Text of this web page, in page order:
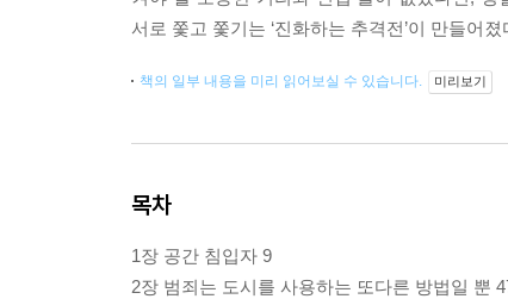
서로 쫓고 쫓기는 ‘진화하는 추격전’이 만들어
책의 일부 내용을 미리 읽어보실 수 있습니다. 미리보기
목차
1장 공간 침입자 9
2장 범죄는 도시를 사용하는 또다른 방법일 뿐